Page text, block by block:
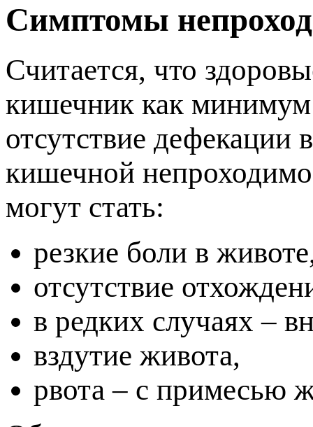
Симптомы
Считается, что
кишечник как минимум
отсутствие дефекации
кишечной
могут стать:
резкие боли в
отсутствие
редких случаях –
здутие живота,
рвота – с примесью